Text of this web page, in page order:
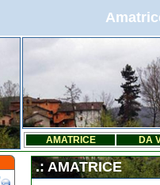
AMATRICE DA
.: AMATRICE